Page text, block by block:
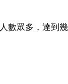
數眾多，達到幾